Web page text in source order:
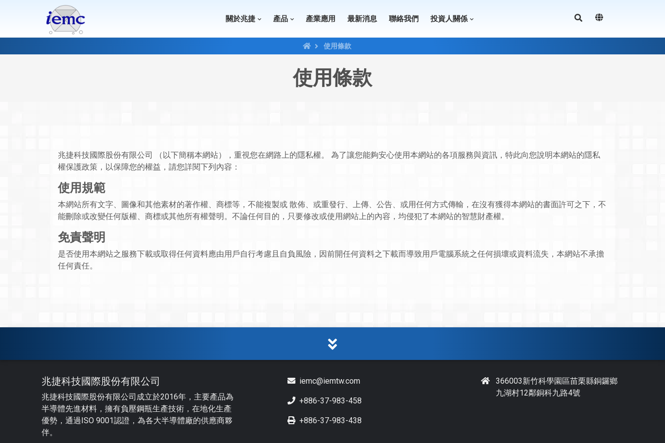
關於兆捷 產品 產業應用 最新消息 聯絡我們 投資人關係
使用條款
使用條款
兆捷科技國際股份有限公司 （以下簡稱本網站），重視您在網路上的隱私權。 為了讓您能夠安心使用本網站的各項服務與資訊，特此向您說明本網站的隱私
權保護政策，以保障您的權益，請您詳閱下列內容：
使用規範
本網站所有文字、圖像和其他素材的著作權、商標等，不能複製或 散佈、或重發行、上傳、公告、或用任何方式傳輸，在沒有獲得本網站的書面許可之下，不
能刪除或改變任何版權、商標或其他所有權聲明。不論任何目的，只要修改或使用網站上的內容，均侵犯了本網站的智慧財產權。
免責聲明
是否使用本網站之服務下載或取得任何資料應由用戶自行考慮且自負風險，因前開任何資料之下載而導致用戶電腦系統之任何損壞或資料流失，本網站不承擔
任何責任。
兆捷科技國際股份有限公司
兆捷科技國際股份有限公司成立於2016年，主要產品為
半導體先進材料，擁有負壓鋼瓶生產技術，在地化生產
優勢，通過ISO 9001認證，為各大半導體廠的供應商夥
伴。
iemc@iemtw.com
+886-37-983-458
+886-37-983-438
366003新竹科學園區苗栗縣銅鑼鄉
九湖村12鄰銅科九路4號